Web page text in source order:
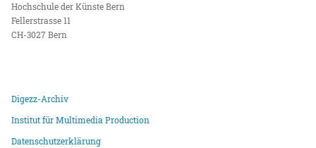
Hochschule der Künste Bern
Fellerstrasse 11
CH-3027 Bern
Digezz-Archiv
Institut für Multimedia Production
Datenschutzerklärung